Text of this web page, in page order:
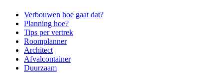
Verbouwen hoe gaat dat?
Planning hoe?
Tips per vertrek
Roomplanner
Architect
Afvalcontainer
Duurzaam